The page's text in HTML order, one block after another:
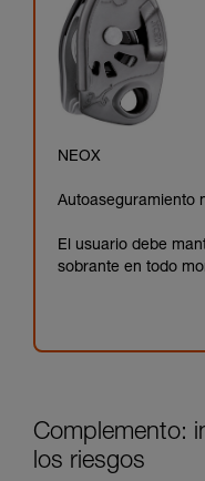
NEOX
Autoaseguramiento
El usuario debe
sobrante en todo
Complemento:
los riesgos